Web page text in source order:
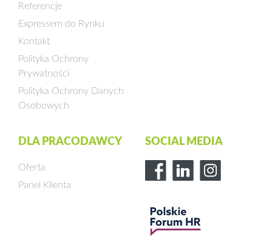
Referencje
Expressem do Rynku
Kontakt
Polityka Ochrony
Prywatności
Polityka Ochrony Danych
Osobowych
DLA PRACODAWCY
Oferta
Panel Klienta
SOCIAL MEDIA